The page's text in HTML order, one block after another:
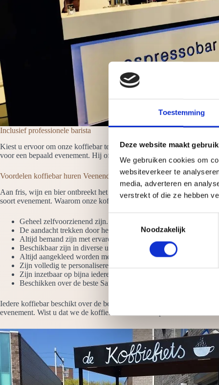
Toestemming
Deze website maakt
We gebruiken cookies om
websiteverkeer te
media, adverteren en
verstrekt of die ze hebben
o
e
s
t
e
m
i
s
s
l
Noodzakelijk
Inclusief professionele barista
Kiest u ervoor om onze koffiebar te huren in Veenendaal dan komt er
voor een bepaald evenement. Hij of zij heet de gasten welkom en
Voordelen koffiebar huren Veenendaal
Aan fris, wijn en bier ontbreekt het meestal niet op een evenement,
soort evenement. Waarom onze koffiebars huren? Omdat ze:
Geheel zelfvoorzienend zijn. Het enige wat we moeten hebben is
De aandacht trekken door het hoogglans design en de LED
Altijd bemand zijn met ervaren barista’s die uit de voeten kunnen
Beschikbaar zijn in diverse uitvoeringen. Bekijk ook de koffie
Altijd aangekleed worden met vazen koffiebonen
Zijn volledig te personaliseren met jouw logo
Zijn inzetbaar op bijna iedere plek
Beschikken over de beste San Remo-koffiemolens en
Iedere koffiebar beschikt over de beste koffiemachines, molens en
evenement. Wist u dat we de koffiebar ook kunnen personaliseren?